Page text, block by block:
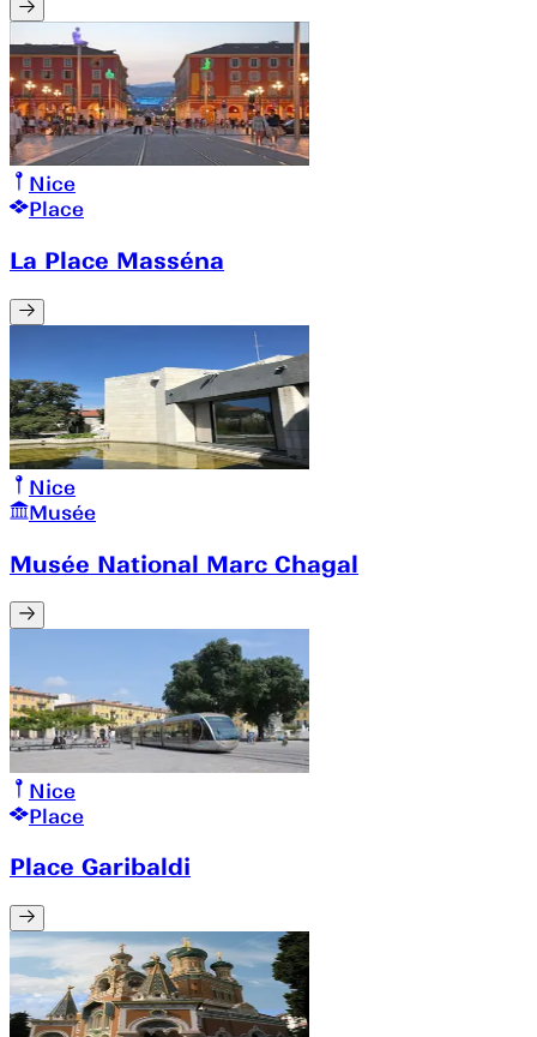
Nice
Place
La Place Masséna
Nice
Musée
Musée National Marc Chagal
Nice
Place
Place Garibaldi